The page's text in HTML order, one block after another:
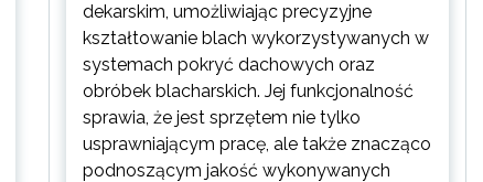
dekarskim, umożliwiając precyzyjne
kształtowanie blach wykorzystywanych w
systemach pokryć dachowych oraz
obróbek blacharskich. Jej funkcjonalność
sprawia, że jest sprzętem nie tylko
usprawniającym pracę, ale także znacząco
podnoszącym jakość wykonywanych